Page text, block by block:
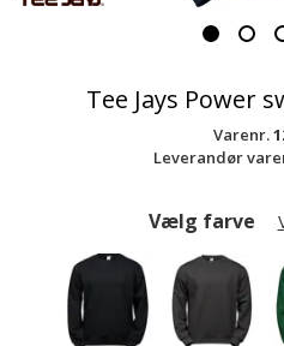
Tee Jays Power
Varenr.
Leverandør
Vælg farve